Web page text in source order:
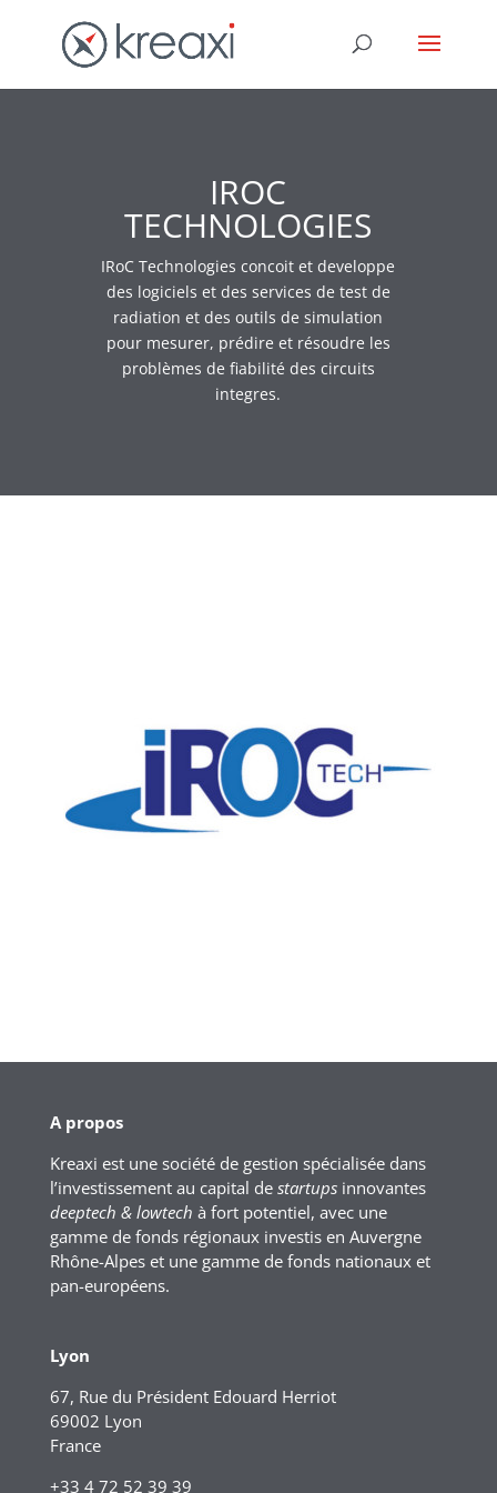
IROC
TECHNOLOGIES
IRoC Technologies concoit et developpe
des logiciels et des services de test de
radiation et des outils de simulation
pour mesurer, prédire et résoudre les
problèmes de fiabilité des circuits
integres.
A propos
Kreaxi est une société de gestion spécialisée dans
l’investissement au capital de startupsinnovantes
deeptech & lowtech à fort potentiel, avec une
gamme de fonds régionaux investis en Auvergne
Rhône-Alpes et une gamme de fonds nationaux et
pan-européens.
Lyon
67, Rue du Président Edouard Herriot
69002 Lyon
France
+33 4 72 52 39 39